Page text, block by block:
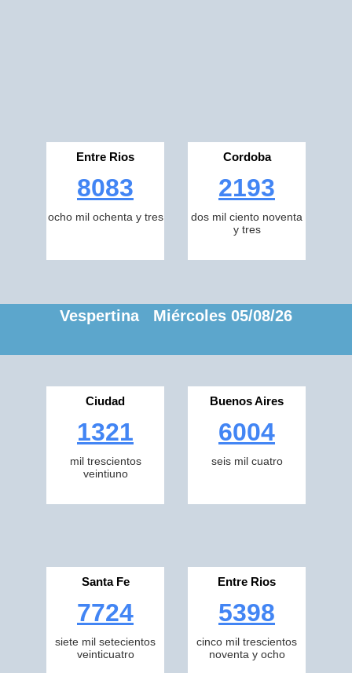
Entre Rios
8083
ocho mil ochenta y tres
Cordoba
2193
dos mil ciento noventa
y tres
Vespertina Miércoles 05/08/26
Ciudad
1321
mil trescientos
veintiuno
Buenos Aires
6004
seis mil cuatro
Santa Fe
7724
siete mil setecientos
veinticuatro
Entre Rios
5398
cinco mil trescientos
noventa y ocho